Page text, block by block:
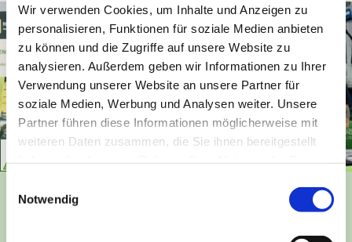
Wir verwenden Cookies, um Inhalte und Anzeigen zu
personalisieren, Funktionen für soziale Medien anbieten
zu können und die Zugriffe auf unsere Website zu
analysieren. Außerdem geben wir Informationen zu Ihrer
Verwendung unserer Website an unsere Partner für
soziale Medien, Werbung und Analysen weiter. Unsere
Partner führen diese Informationen möglicherweise mit
weiteren Daten zusammen, die Sie ihnen bereitgestellt
Ihre Einwilligung trifft auf die folgenden Domains zu:
ludwig-freytag.de, freytag-vdlinde.de, franz-wickel.de,
Notwendig
IRO 2026 Oldenburger Rohrleitungsforum